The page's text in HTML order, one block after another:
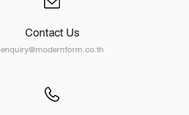
Contact Us
enquiry@modernform.co.th